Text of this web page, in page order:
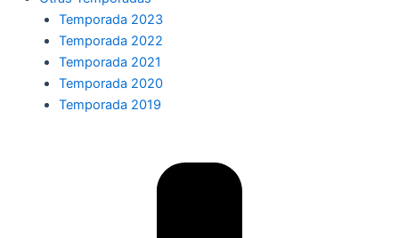
Temporada 2023
Temporada 2022
Temporada 2021
Temporada 2020
Temporada 2019